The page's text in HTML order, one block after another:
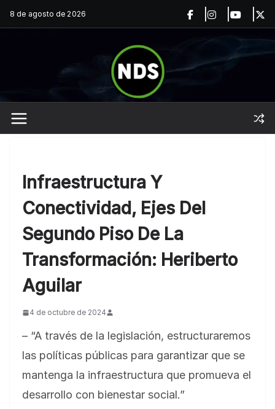
Saltar
al
8 de agosto de 2026
Infraestructura Y
Conectividad, Ejes Del
Segundo Piso De La
Transformación: Heriberto
Aguilar
4 de octubre de 2024
– “A través de la legislación, estructuraremos
las políticas públicas para garantizar que se
mantenga la infraestructura que promueva el
desarrollo con bienestar social.”